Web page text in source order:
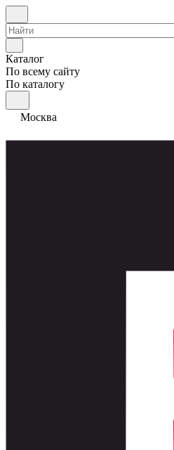
Каталог
По всему сайту
По каталогу
Москва